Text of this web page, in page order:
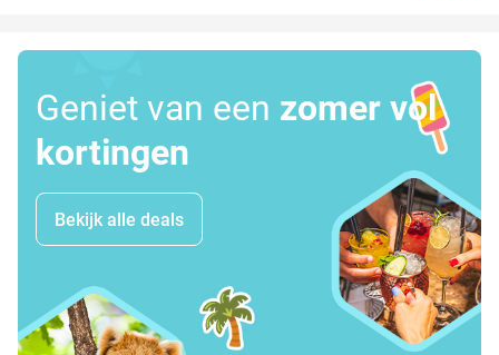
Geniet van een zomer vol
kortingen
Bekijk alle deals